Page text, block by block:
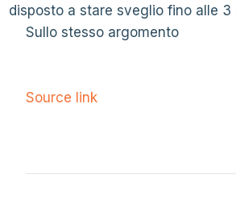
disposto a stare sveglio fino alle
Sullo stesso argomento
Source link